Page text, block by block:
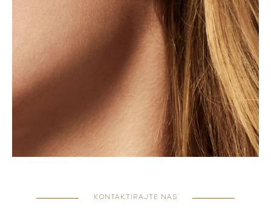
KONTAKTIRAJTE NAS